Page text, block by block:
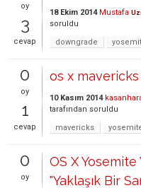
oy
3
cevap
18 Ekim 2014 Mustafa
soruldu
downgrade
0
oy
1
cevap
os x mavericks
10 Kasım 2014
tarafından soruldu
mavericks
0
oy
OS X
"Yaklaşık Bir